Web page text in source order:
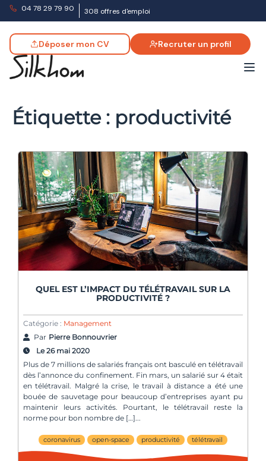
04 78 29 79 90 308 offres d'emploi
Déposer mon CV Recruter un profil
Étiquette : productivité
QUEL EST L’IMPACT DU TÉLÉTRAVAIL SUR LA
PRODUCTIVITÉ ?
Catégorie : Management
Par Pierre Bonnouvrier
Le 26 mai 2020
Plus de 7 millions de salariés français ont basculé en télétravail
dès l’annonce du confinement. Fin mars, un salarié sur 4 était
en télétravail. Malgré la crise, le travail à distance a été une
bouée de sauvetage pour beaucoup d’entreprises ayant pu
maintenir leurs activités. Pourtant, le télétravail reste la
norme pour bon nombre de […]
coronavirus open-space productivité télétravail